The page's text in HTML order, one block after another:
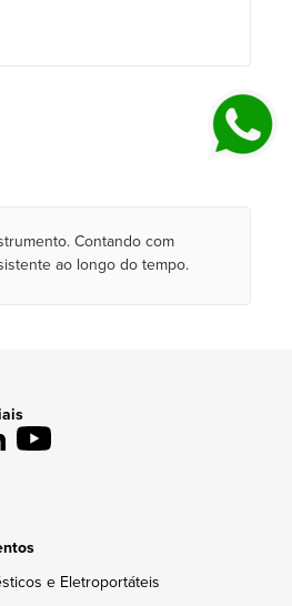
Contando com
ao longo do tempo.
e Eletroportáteis